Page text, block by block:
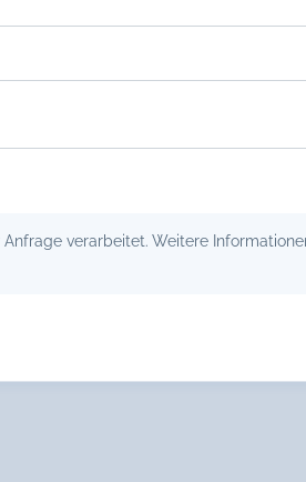
verarbeitet. Weitere